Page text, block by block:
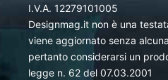
I.V.A. 12279101005
Designmag.it non è una
viene aggiornato senza
pertanto considerarsi un
legge n. 62 del 07.03.2001